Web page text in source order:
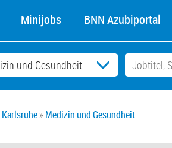
Minijobs BNN Azubiportal
Karlsruhe Medizin und Gesundheit